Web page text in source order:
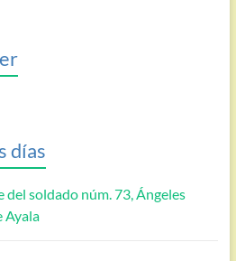
días
del soldado núm. 73, Ángeles
Ayala